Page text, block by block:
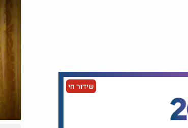
שידור חי